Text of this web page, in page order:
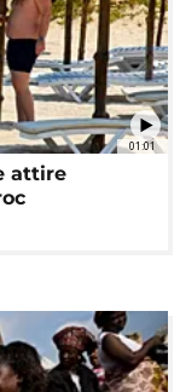
01:01
attire